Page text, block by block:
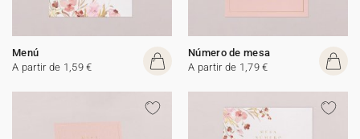
Menú
A partir de 1,59 €
Número de mesa
A partir de 1,79 €